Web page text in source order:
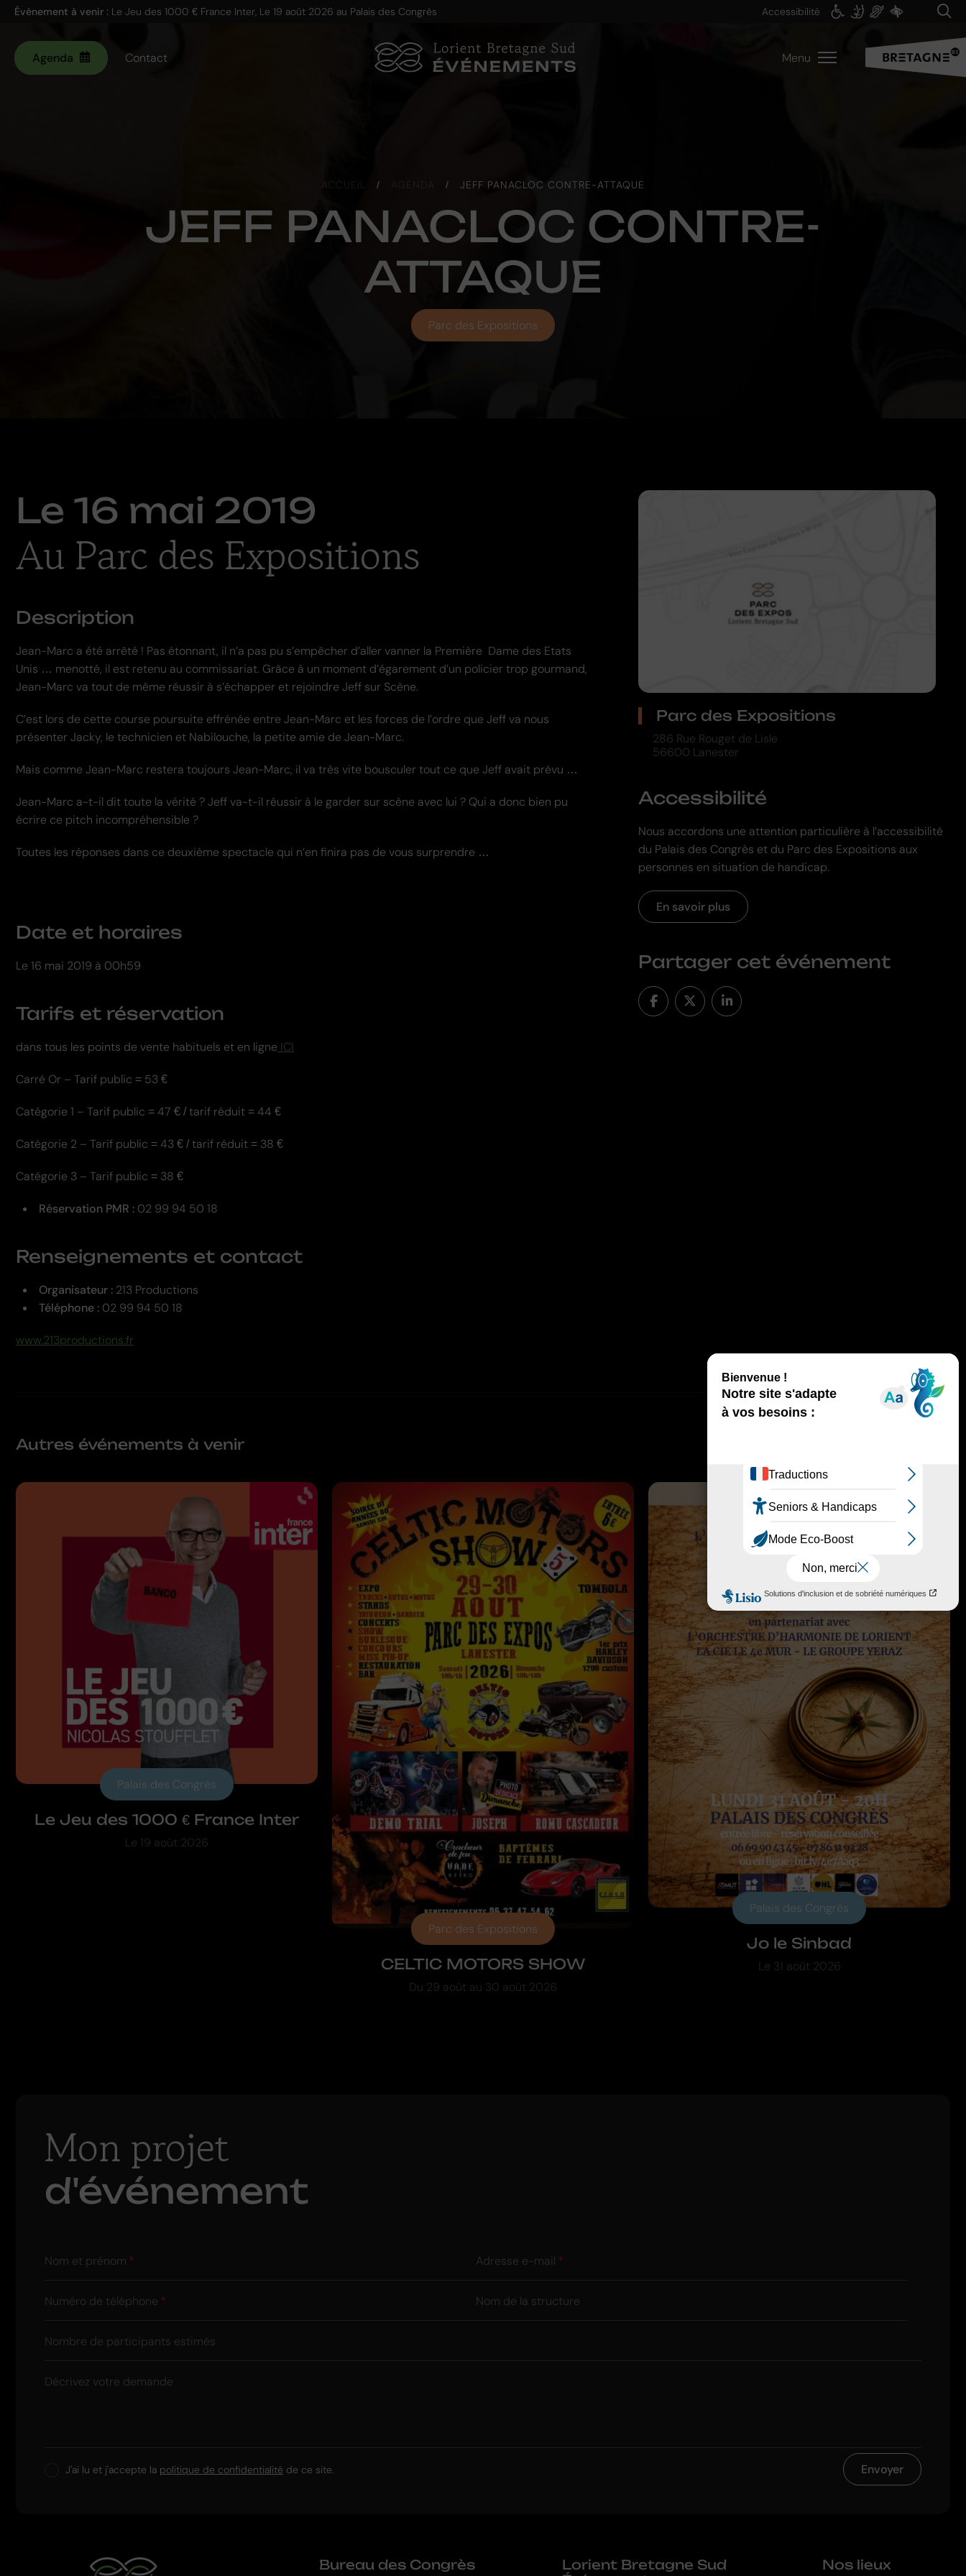
Événement à venir : Le Jeu des 1000 € France Inter, Le 19 août 2026 au Palais des Congrès Accessibilité
Agenda Contact Menu
JEFF PANACLOC CONTRE-
ATTAQUE
/ / JEFF PANACLOC CONTRE-ATTAQUE
Parc des Expositions
Le 16 mai 2019
Au Parc des Expositions
Description
Jean-Marc a été arrêté ! Pas étonnant, il n’a pas pu s’empêcher d’aller vanner la Première Dame des Etats
Unis … menotté, il est retenu au commissariat. Grâce à un moment d’égarement d’un policier trop gourmand,
Jean-Marc va tout de même réussir à s’échapper et rejoindre Jeff sur Scène.
C’est lors de cette course poursuite effrénée entre Jean-Marc et les forces de l’ordre que Jeff va nous
présenter Jacky, le technicien et Nabilouche, la petite amie de Jean-Marc.
Mais comme Jean-Marc restera toujours Jean-Marc, il va très vite bousculer tout ce que Jeff avait prévu …
Jean-Marc a-t-il dit toute la vérité ? Jeff va-t-il réussir à le garder sur scène avec lui ? Qui a donc bien pu
écrire ce pitch incompréhensible ?
Toutes les réponses dans ce deuxième spectacle qui n’en finira pas de vous surprendre …
Date et horaires
Le 16 mai 2019 à 00h59
Tarifs et réservation
dans tous les points de vente habituels et en ligne ICI
Carré Or – Tarif public = 53 €
Catégorie 1 – Tarif public = 47 € / tarif réduit = 44 €
Catégorie 2 – Tarif public = 43 € / tarif réduit = 38 €
Catégorie 3 – Tarif public = 38 €
Réservation PMR : 02 99 94 50 18
Renseignements et contact
Organisateur : 213 Productions
Téléphone : 02 99 94 50 18
www.213productions.fr
Parc des Expositions
286 Rue Rouget de Lisle
56600 Lanester
Accessibilité
Nous accordons une attention particulière à l’accessibilité
du Palais des Congrès et du Parc des Expositions aux
personnes en situation de handicap.
En savoir plus
Partager cet événement
Autres événements à venir
Le Jeu des 1000 € France Inter
Palais des Congrès
Le 19 août 2026
CELTIC MOTORS SHOW
Parc des Expositions
Du 29 août au 30 août 2026
Jo le Sinbad
Palais des Congrès
Le 31 août 2026
Mon projet
d'événement
Nom et prénom Adresse e-mail
Numéro de téléphone Nom de la structure
Nombre de participants estimés
Décrivez votre demande
J'ai lu et j'accepte la politique de confidentialité de ce site. Envoyer
Bureau des Congrès
Lorient Bretagne Sud
Nos lieux